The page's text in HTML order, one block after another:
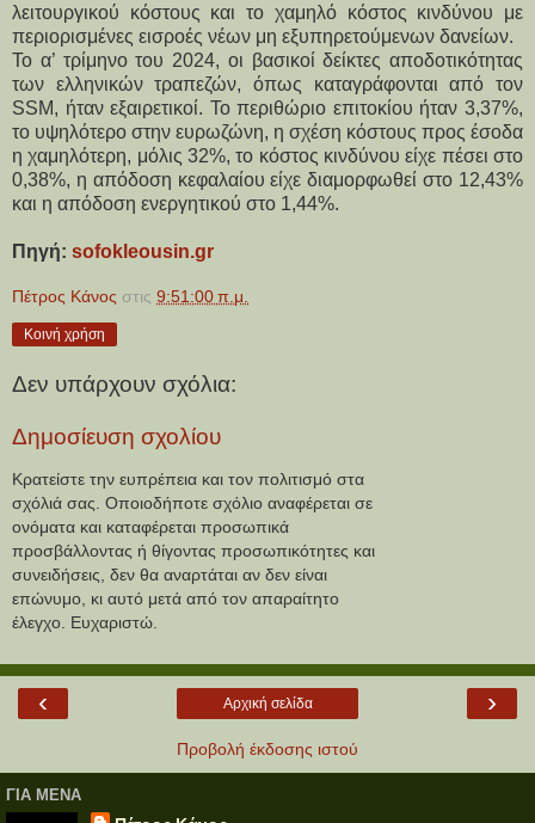
λειτουργικού κόστους και το χαμηλό κόστος κινδύνου με
περιορισμένες εισροές νέων μη εξυπηρετούμενων δανείων.
Το α’ τρίμηνο του 2024, οι βασικοί δείκτες αποδοτικότητας
των ελληνικών τραπεζών, όπως καταγράφονται από τον
SSM, ήταν εξαιρετικοί. Το περιθώριο επιτοκίου ήταν 3,37%,
το υψηλότερο στην ευρωζώνη, η σχέση κόστους προς έσοδα
η χαμηλότερη, μόλις 32%, το κόστος κινδύνου είχε πέσει στο
0,38%, η απόδοση κεφαλαίου είχε διαμορφωθεί στο 12,43%
και η απόδοση ενεργητικού στο 1,44%.
Πηγή: sofokleousin.gr
Πέτρος Κάνος στις 9:51:00 π.μ.
Κοινή χρήση
Δεν υπάρχουν σχόλια:
Δημοσίευση σχολίου
Κρατείστε την ευπρέπεια και τον πολιτισμό στα
σχόλιά σας. Οποιοδήποτε σχόλιο αναφέρεται σε
ονόματα και καταφέρεται προσωπικά
προσβάλλοντας ή θίγοντας προσωπικότητες και
συνειδήσεις, δεν θα αναρτάται αν δεν είναι
επώνυμο, κι αυτό μετά από τον απαραίτητο
έλεγχο. Ευχαριστώ.
‹ ›
Αρχική σελίδα
Προβολή έκδοσης ιστού
ΓΙΑ ΜΕΝΑ